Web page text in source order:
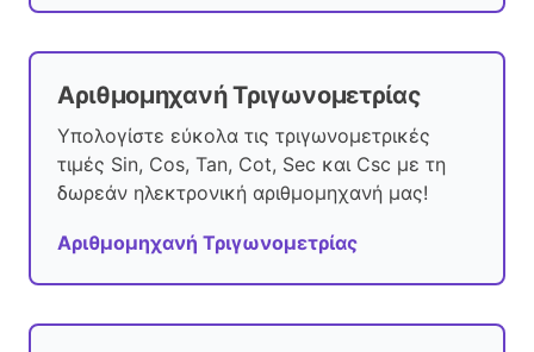
Αριθμομηχανή Τριγωνομετρίας
Υπολογίστε εύκολα τις τριγωνομετρικές
τιμές Sin, Cos, Tan, Cot, Sec και Csc με τη
δωρεάν ηλεκτρονική αριθμομηχανή μας!
Αριθμομηχανή Τριγωνομετρίας